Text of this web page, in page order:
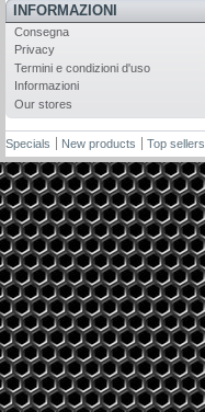
INFORMAZIONI
Consegna
Privacy
Termini e condizioni d'uso
Informazioni
Our stores
Specials New products Top sellers